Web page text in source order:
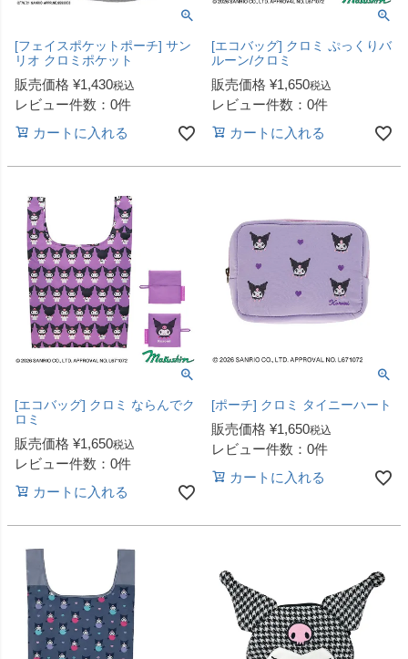
[フェイスポケットポーチ] サン
リオ クロミポケット
販売価格 ¥1,430税込
レビュー件数：0件
カートに入れる
[エコバッグ] クロミ ぷっくりバ
ルーン/クロミ
販売価格 ¥1,650税込
レビュー件数：0件
カートに入れる
[エコバッグ] クロミ ならんでク
ロミ
販売価格 ¥1,650税込
レビュー件数：0件
カートに入れる
[ポーチ] クロミ タイニーハート
販売価格 ¥1,650税込
レビュー件数：0件
カートに入れる